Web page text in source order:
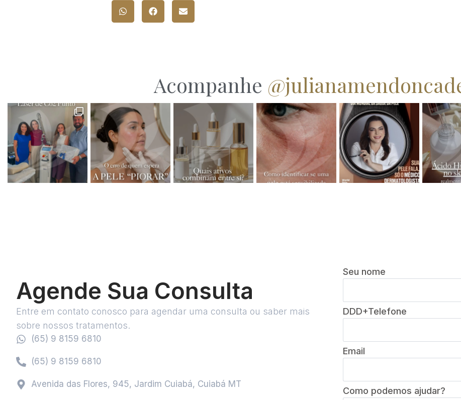
Acompanhe
Agende Sua Consulta
Entre em contato conosco para agendar uma consulta ou saber mais
sobre nossos tratamentos.
(65) 9 8159 6810
(65) 9 8159 6810
Avenida das Flores, 945, Jardim Cuiabá, Cuiabá MT
Seu nome
DDD+Telefone
Email
Como podemos ajudar?